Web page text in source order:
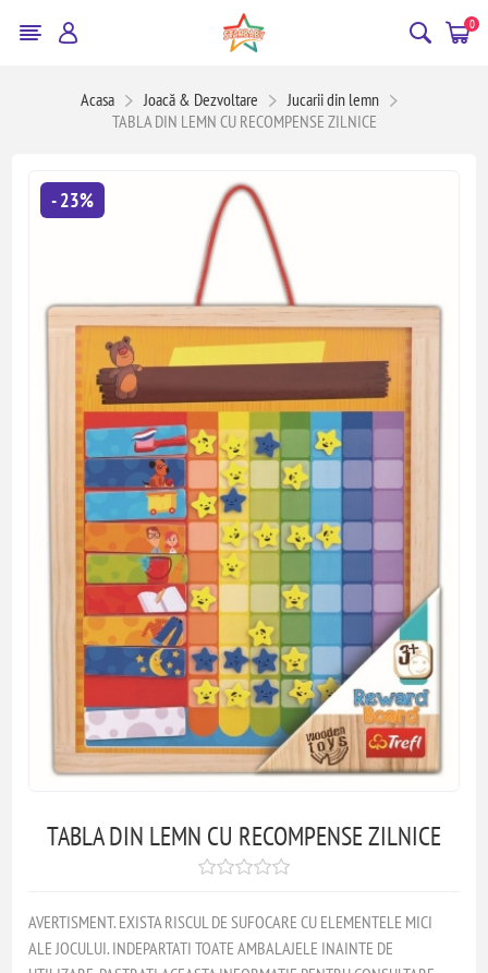
0
Acasa Joacă & Dezvoltare
Jucarii din lemn
TABLA DIN LEMN CU RECOMPENSE ZILNICE
- 23%
TABLA DIN LEMN CU RECOMPENSE ZILNICE
AVERTISMENT. EXISTA RISCUL DE SUFOCARE CU ELEMENTELE MICI
ALE JOCULUI. INDEPARTATI TOATE AMBALAJELE INAINTE DE